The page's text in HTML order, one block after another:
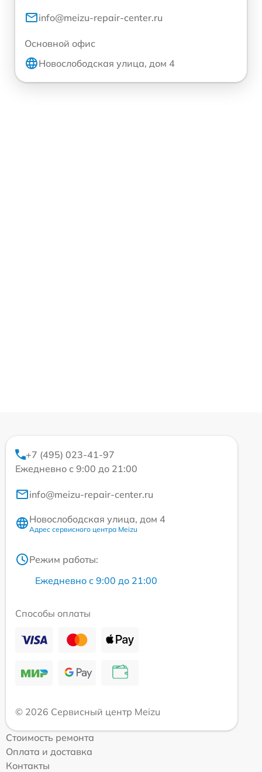
info@meizu-repair-center.ru
Основной офис
Новослободская улица, дом 4
+7 (495) 023-41-97
Ежедневно с 9:00 до 21:00
info@meizu-repair-center.ru
Новослободская улица, дом 4
Адрес сервисного центра Meizu
Режим работы:
Ежедневно с 9:00 до 21:00
Способы оплаты
© 2026 Сервисный центр Meizu
Стоимость ремонта
Оплата и доставка
Контакты